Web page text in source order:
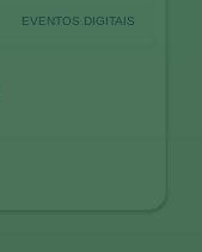
EVENTOS DIGITAIS